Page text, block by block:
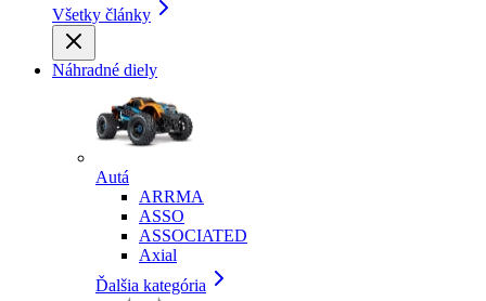
Všetky články
Náhradné diely
Autá
ARRMA
ASSO
ASSOCIATED
Axial
Ďalšia kategória